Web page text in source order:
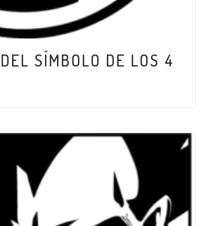
SÍMBOLO DE LOS 4